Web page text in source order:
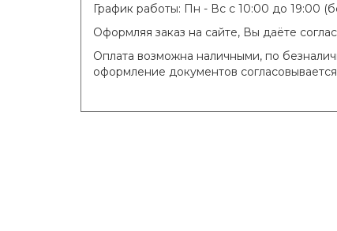
График работы: Пн - Вс с 10:00 до 19:00
Оформляя заказ на сайте, Вы даёте
Оплата возможна наличными, по
оформление документов